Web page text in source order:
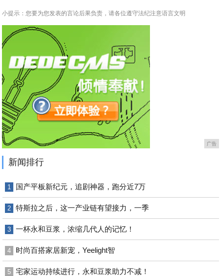
小提示：您要为您发表的言论后果负责，请各位遵守法纪注意语言文明
广告
新闻排行
1 国产平板新纪元，追剧神器，跑分近7万
2 特斯拉之后，这一产业链有望接力，一季
3 一杯永和豆浆，浓缩几代人的记忆！
4 时尚百搭家居新宠，Yeelight智
5 宅家运动持续进行，永和豆浆助力不减！